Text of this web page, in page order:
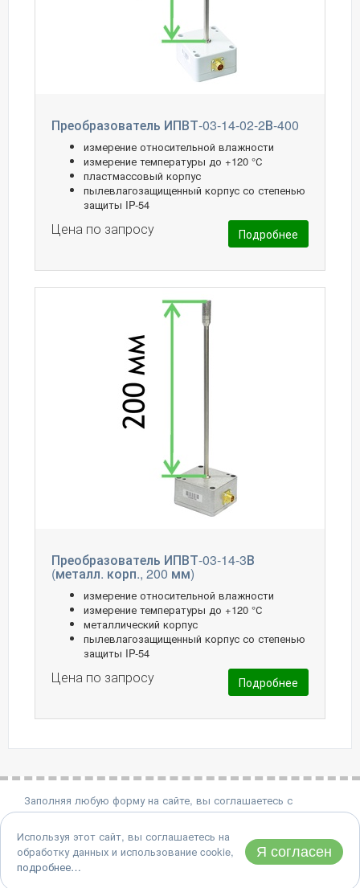
Преобразователь ИПВТ-03-14-02-2В-400
измерение относительной влажности
измерение температуры до +120 °С
пластмассовый корпус
пылевлагозащищенный корпус со степенью
защиты IP-54
Цена по запросу Подробнее
Преобразователь ИПВТ-03-14-3В
(металл. корп., 200 мм)
измерение относительной влажности
измерение температуры до +120 °С
металлический корпус
пылевлагозащищенный корпус со степенью
защиты IP-54
Цена по запросу Подробнее
Заполняя любую форму на сайте, вы соглашаетесь с
политикой конфиденциальности.
8 (495) 651-06-22
Адрес: 124460, Москва, Зеленоград, проезд 4922, дом 4, стр.
2
Используя этот сайт, вы соглашаетесь на
обработку данных и использование cookie,
подробнее…
Я согласен